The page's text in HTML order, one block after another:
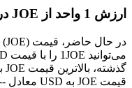
ارزش 1 واحد از JOE در چقدر است؟
قیمت JOE به USD معادل -- بوده است.